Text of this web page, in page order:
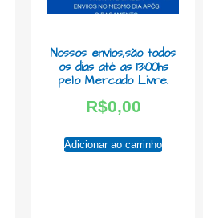
Nossos envios,são todos
os dias até as 13:00hs
pelo Mercado Livre.
R$0,00
Adicionar ao carrinho